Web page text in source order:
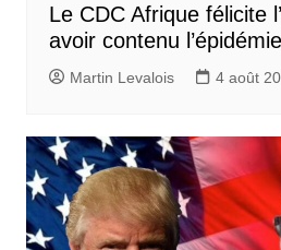
Le CDC Afrique félicite
avoir contenu
Martin Levalois 4 août